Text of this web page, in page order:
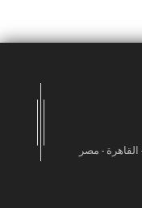
القاهرة - مصر